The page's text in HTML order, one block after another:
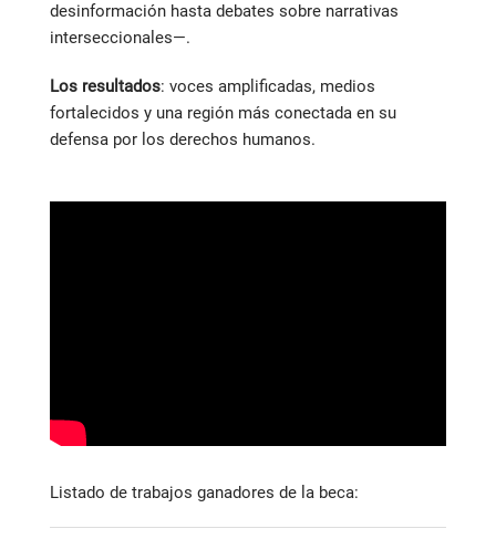
desinformación hasta debates sobre narrativas
interseccionales—.
Los resultados: voces amplificadas, medios
fortalecidos y una región más conectada en su
defensa por los derechos humanos.
Listado de trabajos ganadores de la beca: